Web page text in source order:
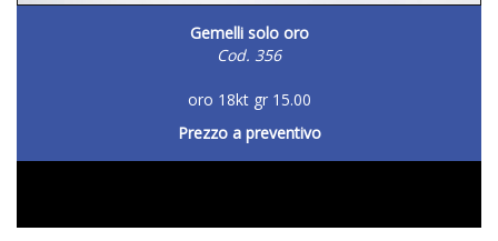
Gemelli solo oro
Cod. 356
oro 18kt gr 15.00
Prezzo a preventivo